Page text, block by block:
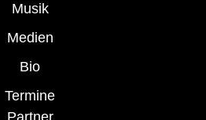
Musik
Medien
Bio
Termine